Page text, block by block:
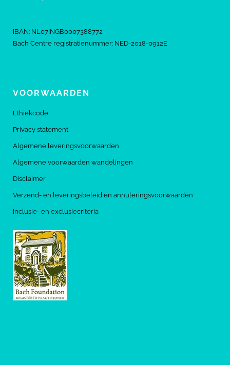
IBAN: NL07INGB0007388772
Bach Centre registratienummer: NED-2018-0912E
VOORWAARDEN
Ethiekcode
Privacy statement
Algemene leveringsvoorwaarden
Algemene voorwaarden wandelingen
Disclaimer
Verzend- en leveringsbeleid en annuleringsvoorwaarden
Inclusie- en exclusiecriteria